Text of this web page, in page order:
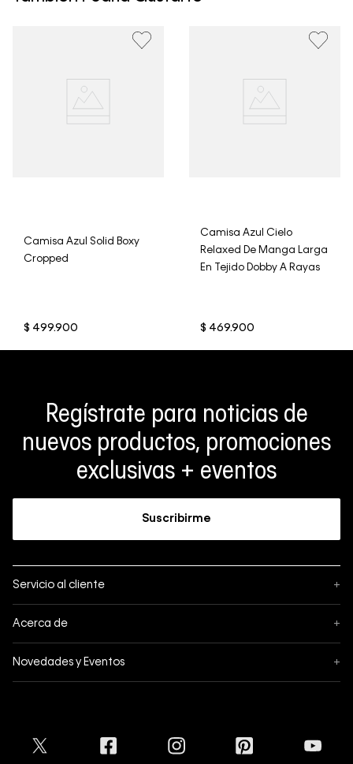
clientes, no aceptamos devoluciones en ropa interior y
Camisa Azul Solid Boxy
Cropped
$ 499.900
Camisa Azul Cielo
Relaxed De Manga Larga
En Tejido Dobby A Rayas
$ 469.900
Regístrate para noticias de
nuevos productos, promociones
exclusivas + eventos
Suscribirme
Servicio al cliente +
Mis pedidos
Formas de pago
Envíos
Acerca de +
Política de privacidad
Novedades y Eventos +
Cyber Lunes